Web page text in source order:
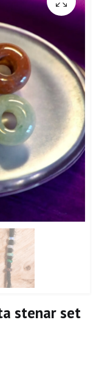
stenar set